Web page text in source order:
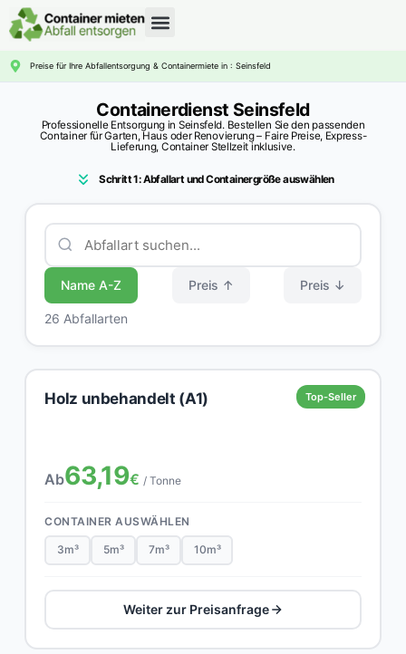
Preise für Ihre Abfallentsorgung & Containermiete in : Seinsfeld
Containerdienst Seinsfeld
Professionelle Entsorgung in Seinsfeld. Bestellen Sie den passenden
Container für Garten, Haus oder Renovierung – Faire Preise, Express-
Lieferung, Container Stellzeit inklusive.
Schritt 1: Abfallart und Containergröße auswählen
Name A-Z Preis ↑ Preis ↓
26 Abfallarten
Top-Seller
Holz unbehandelt (A1)
Ab63,19€ / Tonne
CONTAINER AUSWÄHLEN
3m³ 5m³ 7m³ 10m³
Weiter zur Preisanfrage